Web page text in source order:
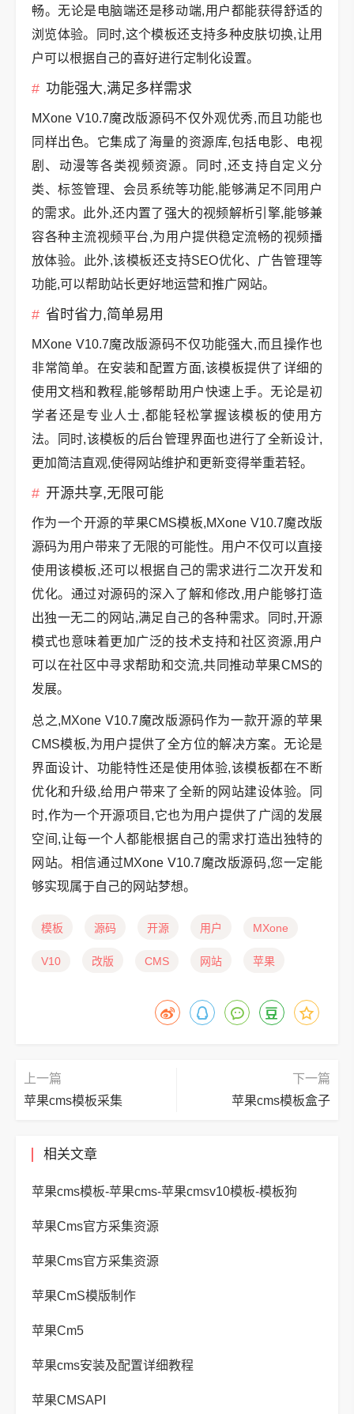
畅。无论是电脑端还是移动端,用户都能获得舒适的
浏览体验。同时,这个模板还支持多种皮肤切换,让用
户可以根据自己的喜好进行定制化设置。
功能强大,满足多样需求
MXone V10.7魔改版源码不仅外观优秀,而且功能也
同样出色。它集成了海量的资源库,包括电影、电视
剧、动漫等各类视频资源。同时,还支持自定义分
类、标签管理、会员系统等功能,能够满足不同用户
的需求。此外,还内置了强大的视频解析引擎,能够兼
容各种主流视频平台,为用户提供稳定流畅的视频播
放体验。此外,该模板还支持SEO优化、广告管理等
功能,可以帮助站长更好地运营和推广网站。
省时省力,简单易用
MXone V10.7魔改版源码不仅功能强大,而且操作也
非常简单。在安装和配置方面,该模板提供了详细的
使用文档和教程,能够帮助用户快速上手。无论是初
学者还是专业人士,都能轻松掌握该模板的使用方
法。同时,该模板的后台管理界面也进行了全新设计,
更加简洁直观,使得网站维护和更新变得举重若轻。
开源共享,无限可能
作为一个开源的苹果CMS模板,MXone V10.7魔改版
源码为用户带来了无限的可能性。用户不仅可以直接
使用该模板,还可以根据自己的需求进行二次开发和
优化。通过对源码的深入了解和修改,用户能够打造
出独一无二的网站,满足自己的各种需求。同时,开源
模式也意味着更加广泛的技术支持和社区资源,用户
可以在社区中寻求帮助和交流,共同推动苹果CMS的
发展。
总之,MXone V10.7魔改版源码作为一款开源的苹果
CMS模板,为用户提供了全方位的解决方案。无论是
界面设计、功能特性还是使用体验,该模板都在不断
优化和升级,给用户带来了全新的网站建设体验。同
时,作为一个开源项目,它也为用户提供了广阔的发展
空间,让每一个人都能根据自己的需求打造出独特的
网站。相信通过MXone V10.7魔改版源码,您一定能
够实现属于自己的网站梦想。
模板 源码 开源 用户 MXone
V10 改版 CMS 网站 苹果
上一篇
苹果cms模板采集
下一篇
苹果cms模板盒子
相关文章
苹果cms模板-苹果cms-苹果cmsv10模板-模板狗
苹果Cms官方采集资源
苹果Cms官方采集资源
苹果CmS模版制作
苹果Cm5
苹果cms安装及配置详细教程
苹果CMSAPI